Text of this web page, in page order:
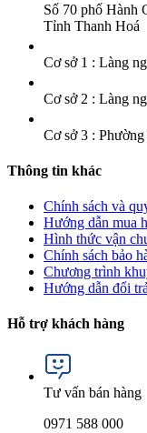
Số 70 phố Hành
Tỉnh Thanh Hoá
Cơ sở 1 : Làng
Cơ sở 2 : Làng
Cơ sở 3 :
Thông tin khác
Chính sách và
Hướng dẫn mua
Hình thức vận
Chính sách bảo
Chương trình
Hướng dẫn đổi
Hỗ trợ khách hàng
Tư vấn bán hàng
0971 588 000